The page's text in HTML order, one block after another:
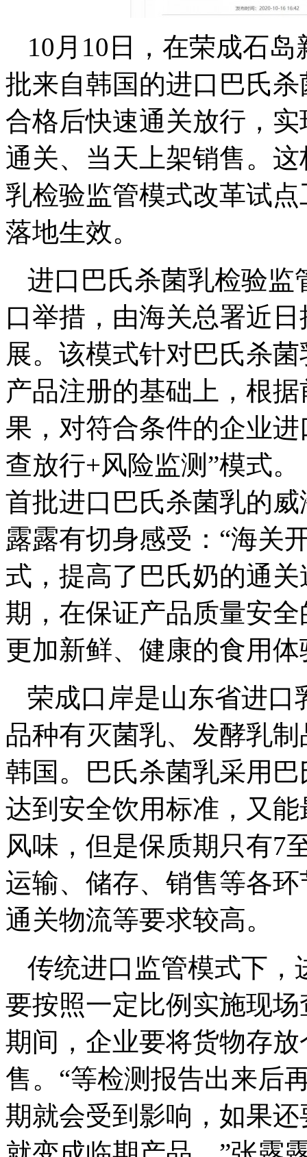
10月10日，在荣成石
批来自韩国的进口巴氏
合格后快速通关放行，
通关、当天上架销售。
乳检验监管模式改革试
落地生效。
进口巴氏杀菌乳检验监
口举措，由海关总署近
展。该模式针对巴氏杀
产品注册的基础上，根
果，对符合条件的企业
查放行+风险监测”模式。
首批进口巴氏杀菌乳的
露露有切身感受：“海关
式，提高了巴氏奶的通
期，在保证产品质量安
更加新鲜、健康的食用体
荣成口岸是山东省进口
品种有灭菌乳、发酵乳
韩国。巴氏杀菌乳采用
达到安全饮用标准，又
风味，但是保质期只有7
运输、储存、销售等各
通关物流等要求较高。
传统进口监管模式下，
要按照一定比例实施现
期间，企业要将货物存
售。“等检测报告出来后
期就会受到影响，如果